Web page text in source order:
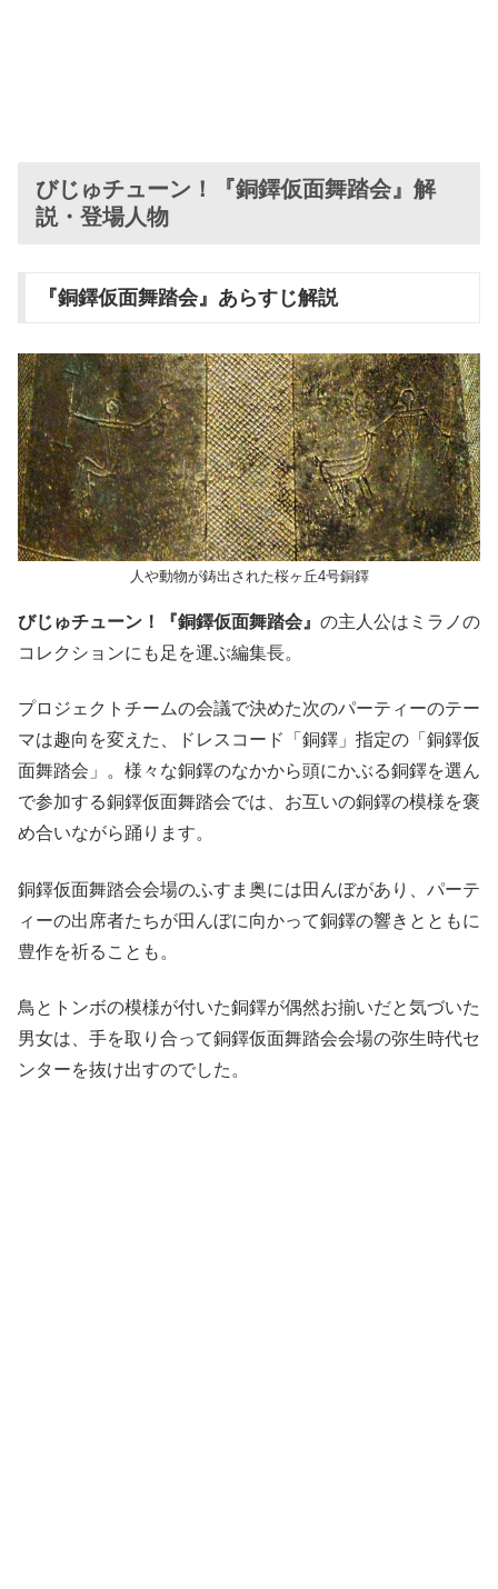
びじゅチューン！『銅鐸仮面舞踏会』解
説・登場人物
『銅鐸仮面舞踏会』あらすじ解説
人や動物が鋳出された桜ヶ丘4号銅鐸
びじゅチューン！『銅鐸仮面舞踏会』 の主人公はミラノの
コレクションにも足を運ぶ編集長。
プロジェクトチームの会議で決めた次のパーティーのテー
マは趣向を変えた、ドレスコード「銅鐸」指定の「銅鐸仮
面舞踏会」。様々な銅鐸のなかから頭にかぶる銅鐸を選ん
で参加する銅鐸仮面舞踏会では、お互いの銅鐸の模様を褒
め合いながら踊ります。
銅鐸仮面舞踏会会場のふすま奥には田んぼがあり、パーテ
ィーの出席者たちが田んぼに向かって銅鐸の響きとともに
豊作を祈ることも。
鳥とトンボの模様が付いた銅鐸が偶然お揃いだと気づいた
男女は、手を取り合って銅鐸仮面舞踏会会場の弥生時代セ
ンターを抜け出すのでした。